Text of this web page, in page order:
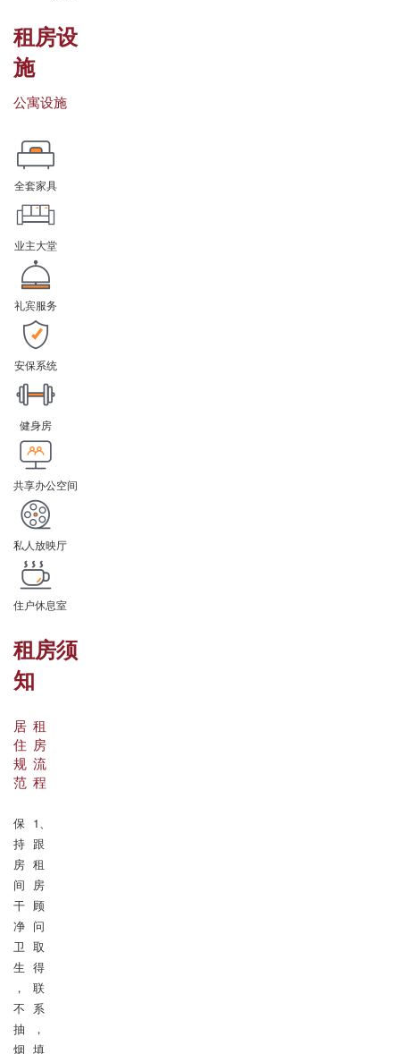
租房设
施
公寓设施
全套家具
业主大堂
礼宾服务
安保系统
健身房
共享办公空间
私人放映厅
住户休息室
租房须
知
居
住
规
范
保
持
房
间
干
净
卫
生
，
不
抽
烟
租
房
流
程
1、
跟
租
房
顾
问
取
得
联
系
，
填